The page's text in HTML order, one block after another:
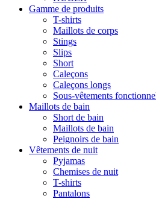
Gamme de produits
T-shirts
Maillots de corps
Stings
Slips
Short
Caleçons
Caleçons longs
Sous-vêtements
Maillots de bain
Short de bain
Maillots de bain
Peignoirs de bain
Vêtements de nuit
Pyjamas
Chemises de nuit
T-shirts
Pantalons